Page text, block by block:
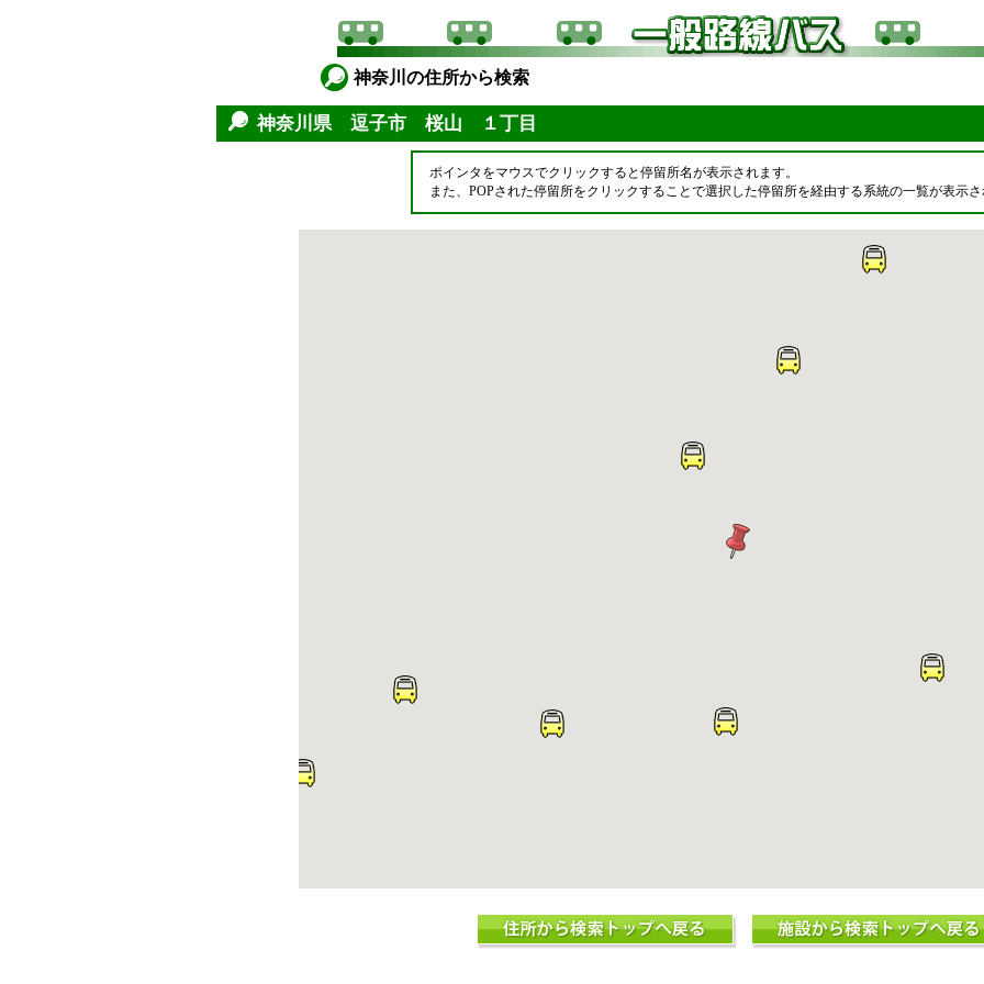
神奈川の住所から検索
神奈川県 逗子市 桜山 １丁目
ポインタをマウスでクリックすると停留所名が表示されます。
また、POPされた停留所をクリックすることで選択した停留所を経由する系統の一覧が表示